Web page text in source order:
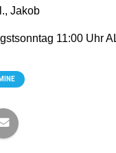
Jakob
11:00 Uhr